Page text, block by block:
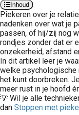
Inhoud
Piekeren over je
nadenken over wat je
passen, of hij/zij nog
rondjes zonder dat er
onzekerheid, afstand
In dit artikel leer je
welke psychologische
het kunt doorbreken.
meer rust in je hoofd
💡 Wil je alle
dan Stoppen met